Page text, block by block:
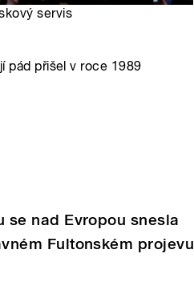
servis
pád přišel v roce 1989
se nad Evropou snesla
Fultonském projevu